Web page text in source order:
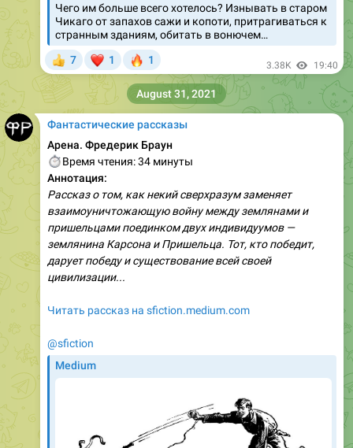
Чего им больше всего хотелось? Изнывать в старом
Чикаго от запахов сажи и копоти, притрагиваться к
странным зданиям, обитать в вонючем…
7 1
🔥
1 3.38K 19:40
Фантастические рассказы
Арена. Фредерик Браун
Время чтения: 34 минуты
Аннотация:
Рассказ о том, как некий сверхразум заменяет
взаимоуничтожающую войну между землянами и
пришельцами поединком двух индивидуумов —
землянина Карсона и Пришельца. Тот, кто победит,
дарует победу и существование всей своей
цивилизации...
Читать рассказ на sfiction.medium.com
@sfiction
Medium
August 31, 2021